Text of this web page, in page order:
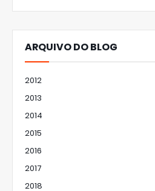
ARQUIVO DO BLOG
2012
2013
2014
2015
2016
2017
2018